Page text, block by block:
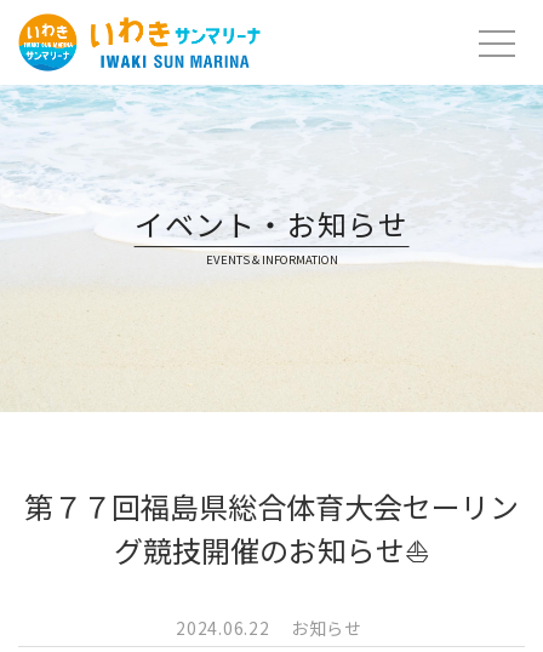
Skip
content
イベント・お知らせ
EVENTS & INFORMATION
第７７回福島県総合体育大会セーリン
グ競技開催のお知らせ⛵
2024.06.22 お知らせ